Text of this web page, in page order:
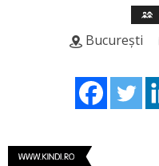
București